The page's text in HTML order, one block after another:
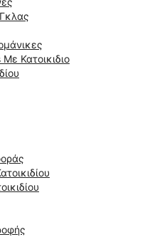
Κατοικιδιο